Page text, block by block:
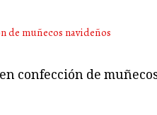
confección de